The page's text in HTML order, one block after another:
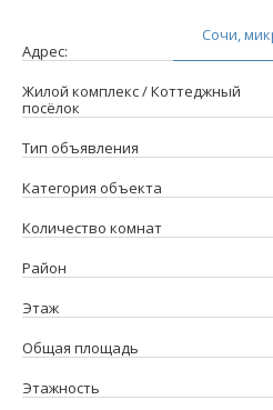
Адрес:
Сочи,
Жилой комплекс / Коттеджный
посёлок
Тип объявления
Категория объекта
Количество комнат
Район
Этаж
Общая площадь
Этажность